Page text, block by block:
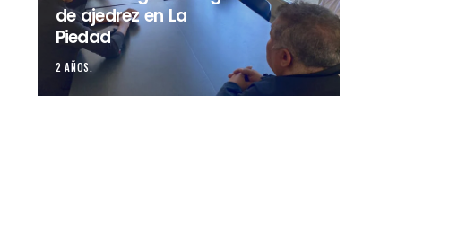
de ajedrez en La
Piedad
2 AÑOS.